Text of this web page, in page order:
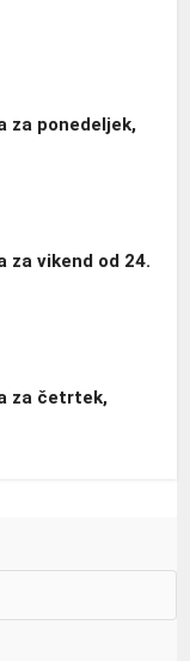
za ponedeljek,
za vikend od 24.
za četrtek,